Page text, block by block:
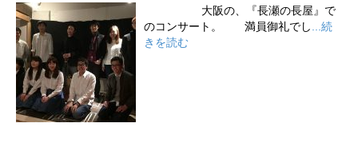
大阪の、『長瀬の長屋』で
のコンサート。 満員御礼でし...続
きを読む